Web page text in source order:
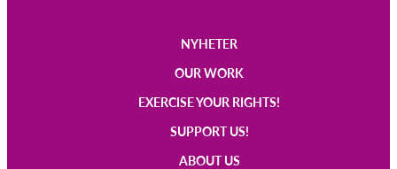
NYHETER
OUR WORK
EXERCISE YOUR RIGHTS!
SUPPORT US!
ABOUT US